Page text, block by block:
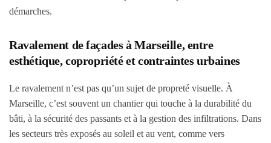
démarches.
Ravalement de façades à Marseille, entre
esthétique, copropriété et contraintes urbaines
Le ravalement n’est pas qu’un sujet de propreté visuelle. À
Marseille, c’est souvent un chantier qui touche à la durabilité du
bâti, à la sécurité des passants et à la gestion des infiltrations. Dans
les secteurs très exposés au soleil et au vent, comme vers